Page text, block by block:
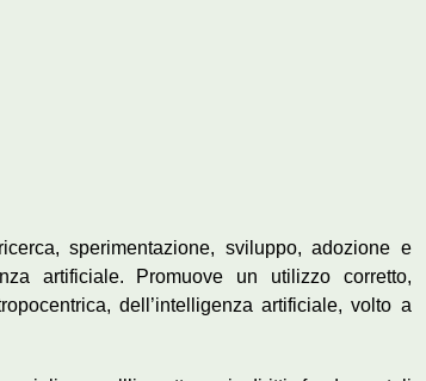
sperimentazione, sviluppo, adozione e
artificiale. Promuove un utilizzo corretto,
dell’intelligenza artificiale, volto a